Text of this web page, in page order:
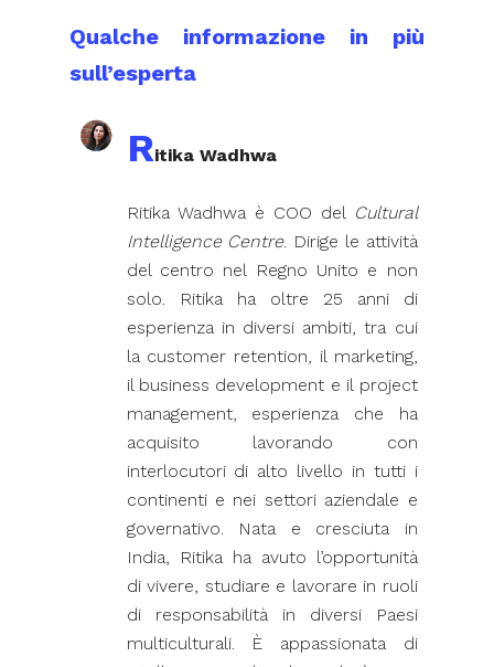
Qualche informazione in più
sull’esperta
Ritika Wadhwa
Ritika Wadhwa è COO del Cultural
Intelligence Centre. Dirige le attività
del centro nel Regno Unito e non
solo. Ritika ha oltre 25 anni di
esperienza in diversi ambiti, tra cui
la customer retention, il marketing,
il business development e il project
management, esperienza che ha
acquisito lavorando con
interlocutori di alto livello in tutti i
continenti e nei settori aziendale e
governativo. Nata e cresciuta in
India, Ritika ha avuto l’opportunità
di vivere, studiare e lavorare in ruoli
di responsabilità in diversi Paesi
multiculturali. È appassionata di